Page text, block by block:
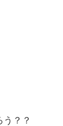
？？